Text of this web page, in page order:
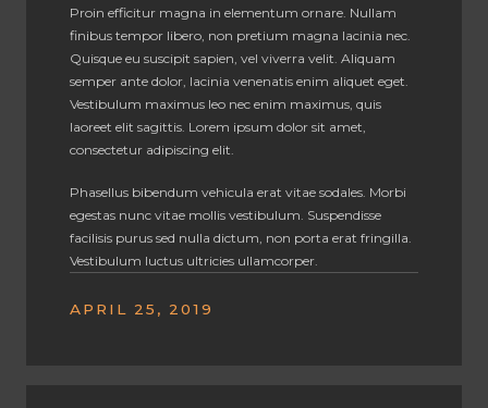
Proin efficitur magna in elementum ornare. Nullam
finibus tempor libero, non pretium magna lacinia nec.
Quisque eu suscipit sapien, vel viverra velit. Aliquam
semper ante dolor, lacinia venenatis enim aliquet eget.
Vestibulum maximus leo nec enim maximus, quis
laoreet elit sagittis. Lorem ipsum dolor sit amet,
consectetur adipiscing elit.
Phasellus bibendum vehicula erat vitae sodales. Morbi
egestas nunc vitae mollis vestibulum. Suspendisse
facilisis purus sed nulla dictum, non porta erat fringilla.
Vestibulum luctus ultricies ullamcorper.
APRIL 25, 2019